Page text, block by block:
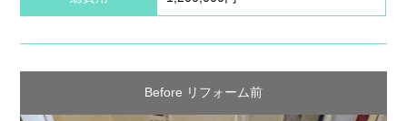
Before リフォーム前